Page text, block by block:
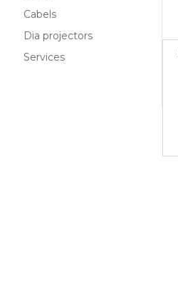
Cabels
Dia projectors
Services